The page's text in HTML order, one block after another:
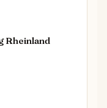
Rheinland